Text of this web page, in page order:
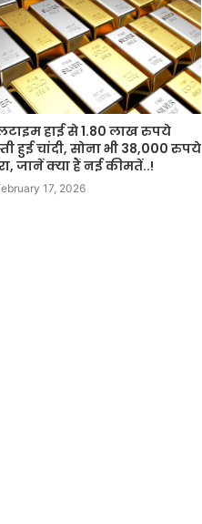
हाई से 1.80 लाख रुपये
हुई चांदी, सोना भी 38,000 रुपये
जानें क्या हैं नई कीमतें..!
17, 2026